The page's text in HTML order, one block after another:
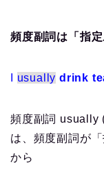
頻度副詞は「指
usually drink
頻度副詞 usually
は、頻度副詞が
から